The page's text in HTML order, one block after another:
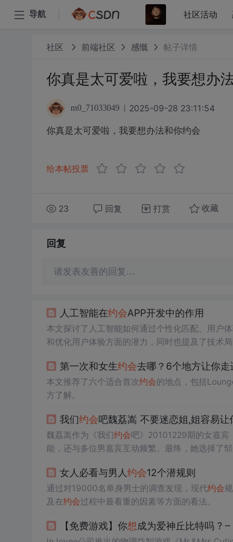
导航 社区活动
社区 前端社区 感慨 帖子详情
你真是太可爱啦，我要想办
m0_71033049 2025-09-28 23:11:54
你真是太可爱啦，我要想办法和你约会
给本帖投票
23 回复 打赏 收藏
回复
请发表友善的回复…
人工智能在约会APP开发中的作用
本文探讨了人工智能如何通过个性化匹配、用户
和优化用户体验方面的潜力，同时也提及了技术局
第一次和女生约会去哪？6个地方让你走
本文推荐了六个适合首次约会的地点，包括
方了解。
我们约会吧魏荔嵩 不要迷恋姐,姐容易让
魏荔嵩作为《我们约会吧》20101229期的女嘉宾
能，还与多位男嘉宾互动频繁。最终，她选择了
女人必看与男人约会12个潜规则
通过对19000名单身男士的调查发现，现代约会
及在约会过程中最看重的因素等方面的看法。
【免费游戏】你想成为爱神丘比特吗 ?